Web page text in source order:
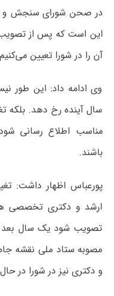
در صحن شورای سنجش و
این است که پس از
آن را در شورا تعیین
وی ادامه داد: این طور
سال آینده رخ دهد. بلکه
مناسب اطلاع رسانی
باشند.
پورعباس اظهار داشت:
ارشد و دکتری تخصصی
تصویب شود یک سال بعد
مصوبه ستاد ملی نقشه
و دکتری نیز در شورا در